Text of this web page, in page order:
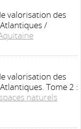
valorisation des
/
valorisation des
Tome 2 :
naturels